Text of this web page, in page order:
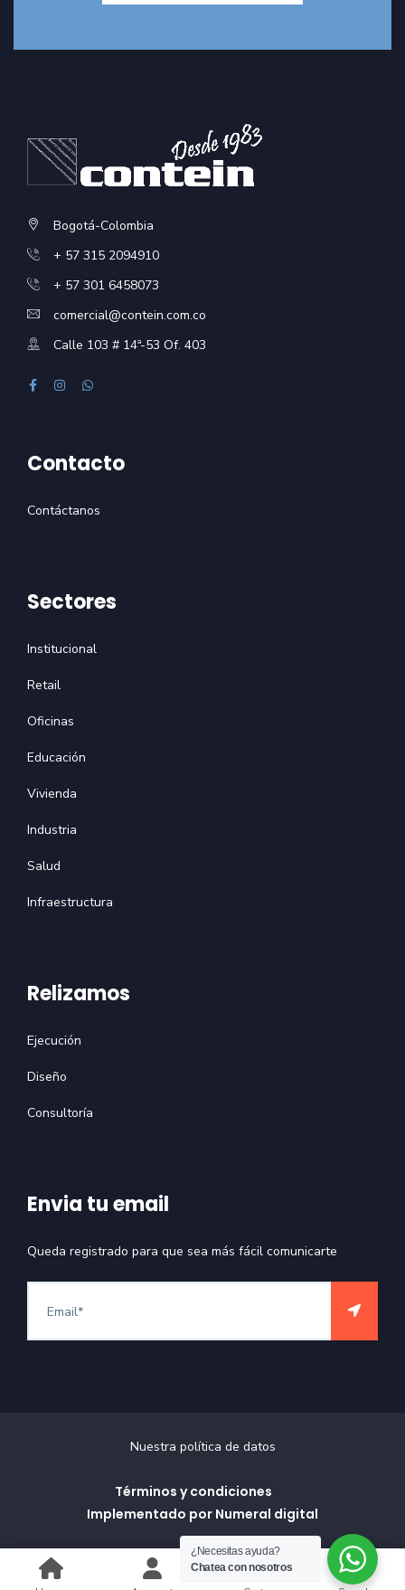
Bogotá-Colombia
+ 57 315 2094910
+ 57 301 6458073
comercial@contein.com.co
Calle 103 # 14ª-53 Of. 403
Contacto
Contáctanos
Sectores
Institucional
Retail
Oficinas
Educación
Vivienda
Industria
Salud
Infraestructura
Relizamos
Ejecución
Diseño
Consultoría
Envia tu email
Queda registrado para que sea más fácil comunicarte
Nuestra política de datos
Términos y condiciones
Implementado por Numeral digital
¿Necesitas ayuda?
Chatea con nosotros